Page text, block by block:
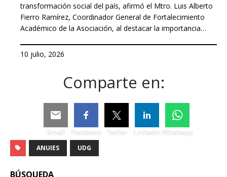
transformación social del país, afirmó el Mtro. Luis Alberto
Fierro Ramírez, Coordinador General de Fortalecimiento
Académico de la Asociación, al destacar la importancia…
10 julio, 2026
Comparte en:
Email Facebook Twitter Linkedin Whatsapp
ANUIES UDG
BÚSQUEDA